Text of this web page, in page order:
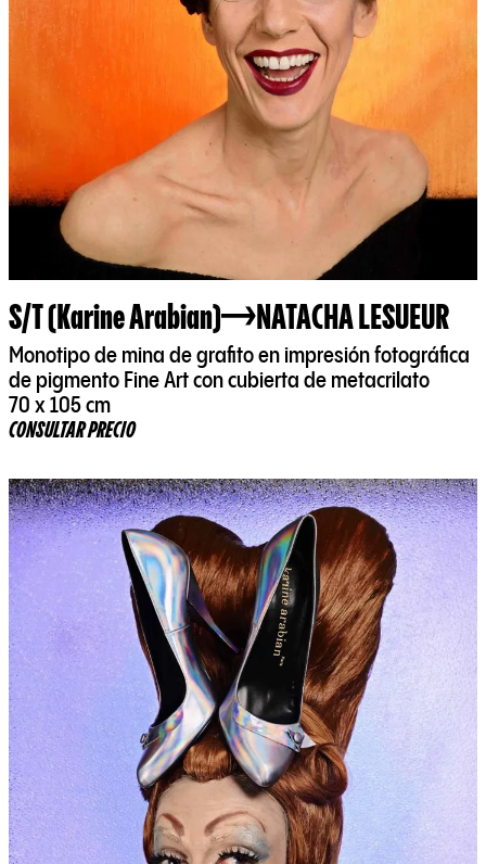
S/T (Karine Arabian) NATACHA LESUEUR
Monotipo de mina de grafito en impresión fotográfica
de pigmento Fine Art con cubierta de metacrilato
70 x 105 cm
CONSULTAR PRECIO